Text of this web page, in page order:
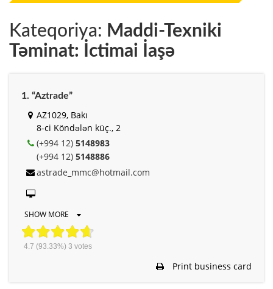
Kateqoriya: Maddi-Texniki
Təminat: İctimai İaşə
1. “Aztrade”
AZ1029, Bakı
8-ci Köndələn küç., 2
(+994 12) 5148983
(+994 12) 5148886
astrade_mmc@hotmail.com
SHOW MORE
4.7 (93.33%) 3 votes
Print business card